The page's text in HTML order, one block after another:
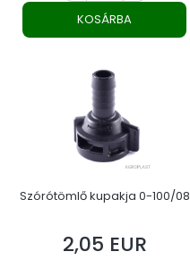
KOSÁRBA
Szórótömlő kupakja 0-100/08
Ár
2,05 EUR